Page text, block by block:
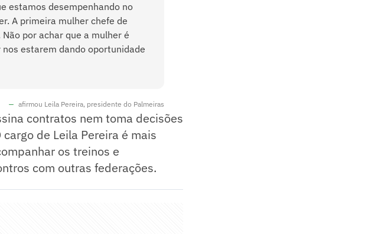
estamos desempenhando no
A primeira mulher chefe de
por achar que a mulher é
estarem dando oportunidade
afirmou Leila Pereira, presidente do Palmeiras
contratos nem toma decisões
de Leila Pereira é mais
os treinos e
com outras federações.